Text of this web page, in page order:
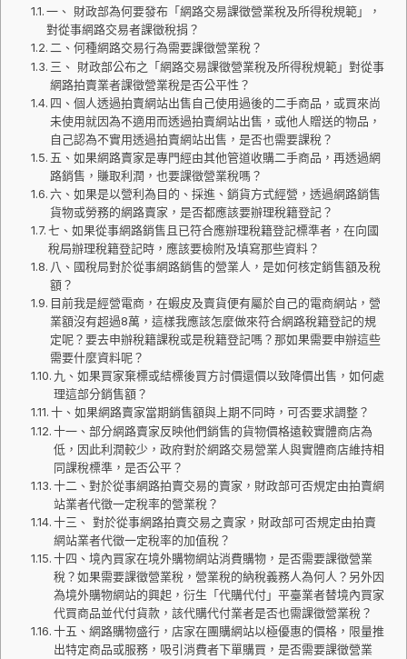
一、 財政部為何要發布「網路交易課徵營業稅及所得稅規範」，
對從事網路交易者課徵稅捐？
二、何種網路交易行為需要課徵營業稅？
三、 財政部公布之「網路交易課徵營業稅及所得稅規範」對從事
網路拍賣業者課徵營業稅是否公平性？
四、個人透過拍賣網站出售自己使用過後的二手商品，或買來尚
未使用就因為不適用而透過拍賣網站出售，或他人贈送的物品，
自己認為不實用透過拍賣網站出售，是否也需要課稅？
五、如果網路賣家是專門經由其他管道收購二手商品，再透過網
路銷售，賺取利潤，也要課徵營業稅嗎？
六、如果是以營利為目的、採進、銷貨方式經營，透過網路銷售
貨物或勞務的網路賣家，是否都應該要辦理稅籍登記？
七、如果從事網路銷售且已符合應辦理稅籍登記標準者，在向國
稅局辦理稅籍登記時，應該要檢附及填寫那些資料？
八、國稅局對於從事網路銷售的營業人，是如何核定銷售額及稅
額？
目前我是經營電商，在蝦皮及賣貨便有屬於自己的電商網站，營
業額沒有超過8萬，這樣我應該怎麼做來符合網路稅籍登記的規
定呢？要去申辦稅籍課稅或是稅籍登記嗎？那如果需要申辦這些
需要什麼資料呢？
九、如果買家棄標或結標後買方討價還價以致降價出售，如何處
理這部分銷售額？
十、如果網路賣家當期銷售額與上期不同時，可否要求調整？
十一、部分網路賣家反映他們銷售的貨物價格遠較實體商店為
低，因此利潤較少，政府對於網路交易營業人與實體商店維持相
同課稅標準，是否公平？
十二、對於從事網路拍賣交易的賣家，財政部可否規定由拍賣網
站業者代徵一定稅率的營業稅？
十三、 對於從事網路拍賣交易之賣家，財政部可否規定由拍賣
網站業者代徵一定稅率的加值稅？
十四、境內買家在境外購物網站消費購物，是否需要課徵營業
稅？如果需要課徵營業稅，營業稅的納稅義務人為何人？另外因
為境外購物網站的興起，衍生「代購代付」平臺業者替境內買家
代買商品並代付貨款，該代購代付業者是否也需課徵營業稅？
十五、網路購物盛行，店家在團購網站以極優惠的價格，限量推
出特定商品或服務，吸引消費者下單購買，是否需要課徵營業